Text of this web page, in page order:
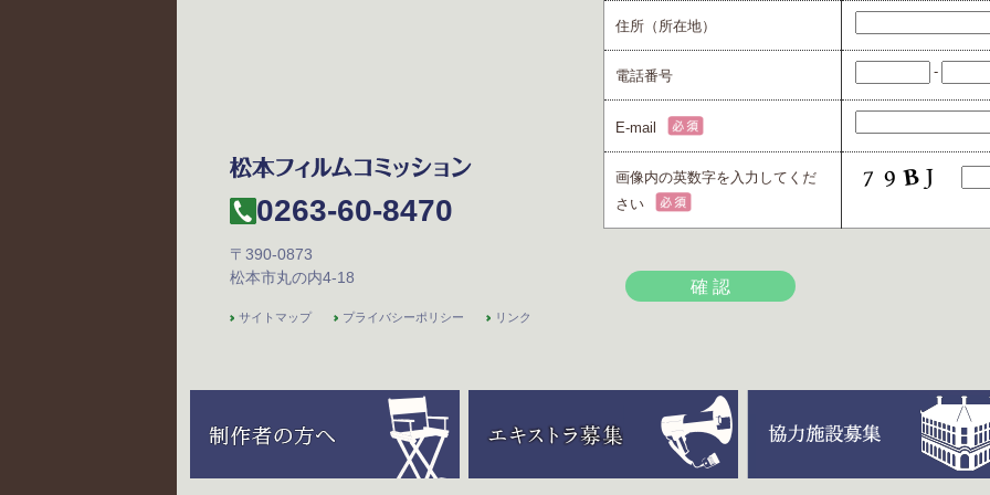
住所（所在地）
電話番号 -
E-mail
画像内の英数字を入力してくだ
さい
0263-60-8470
〒390-0873
松本市丸の内4-18
サイトマップ プライバシーポリシー リンク